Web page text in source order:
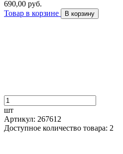
690,00 руб.
Товар в корзине
В корзину
шт
Артикул: 267612
Доступное количество товара: 2